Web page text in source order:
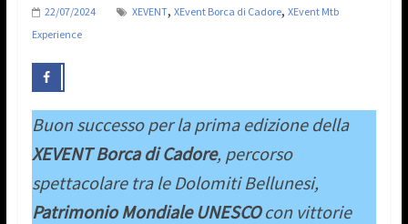
22/07/2024 XEVENT, XEvent Borca di Cadore, XEvent Mtb
Experience
Buon successo per la prima edizione della
XEVENT Borca di Cadore, percorso
spettacolare tra le Dolomiti Bellunesi,
Patrimonio Mondiale UNESCOcon vittorie